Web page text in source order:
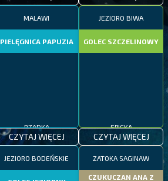
MALAWI
PIELĘGNICA PAPUZIA
RZADKA
CZYTAJ WIĘCEJ
JEZIORO BIWA
GOLEC SZCZELINOWY
EPICKA
CZYTAJ WIĘCEJ
JEZIORO BODEŃSKIE ZATOKA SAGINAW
CZUKUCZAN ANA Z